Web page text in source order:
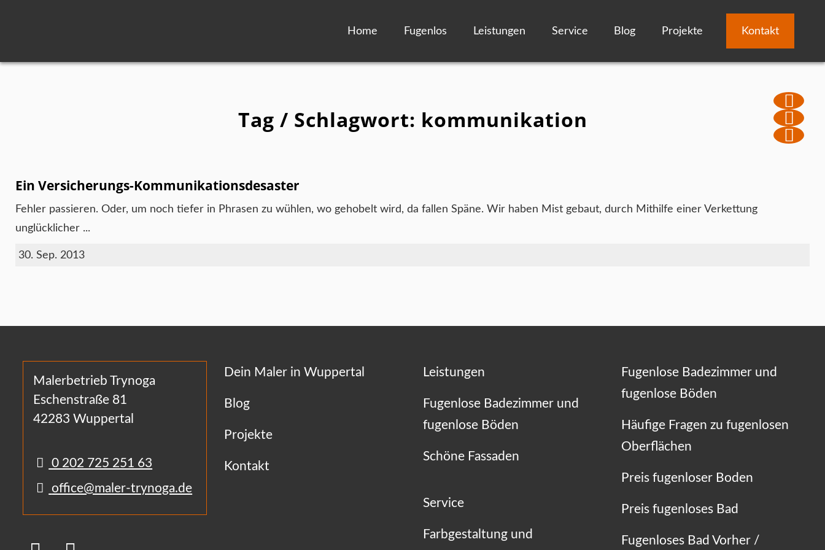
Home Fugenlos Leistungen Service Blog Projekte Kontakt
Tag / Schlagwort: kommunikation
Ein Versicherungs-Kommunikationsdesaster
Fehler passieren. Oder, um noch tiefer in Phrasen zu wühlen, wo gehobelt wird, da fallen Späne. Wir haben Mist gebaut, durch Mithilfe einer Verkettung
unglücklicher ...
30. Sep. 2013
Malerbetrieb Trynoga
Eschenstraße 81
42283 Wuppertal
0 202 725 251 63
office@maler-trynoga.de
Dein Maler in Wuppertal
Blog
Projekte
Kontakt
Leistungen
Fugenlose Badezimmer und
fugenlose Böden
Schöne Fassaden
Service
Farbgestaltung und
Fugenlose Badezimmer und
fugenlose Böden
Häufige Fragen zu fugenlosen
Oberflächen
Preis fugenloser Boden
Preis fugenloses Bad
Fugenloses Bad Vorher /